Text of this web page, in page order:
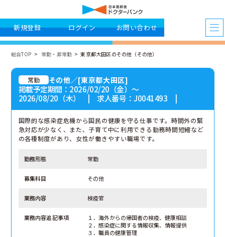
新規登録 ログイン お問い合わせ
総合TOP 常勤・非常勤 東京都大田区のその他（その他）
常勤 その他／[東京都大田区]
掲載予定期間：2026/02/20（金）〜
2026/08/20（木） | 求人番号：J0041493 |
国際的な感染症危機から国民の健康を守る仕事です。時間外の緊
急対応が少なく、また、子育て中に利用できる勤務時間短縮など
の各種制度があり、女性が働きやすい職場です。
勤務形態 常勤
募集科目 その他
業務内容 検疫官
業務内容追記事項
１．海外からの帰国者の検疫、健康相談
２．感染症に関する情報収集、情報提供
３．職員の健康管理